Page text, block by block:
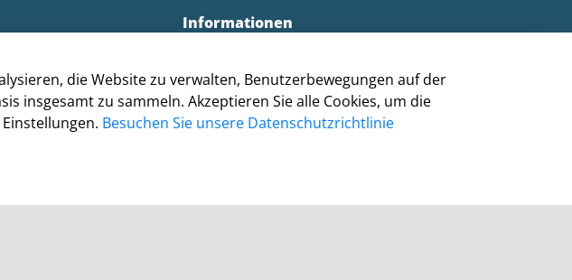
Informationen
Impressum
Datenschutz
Barrierefreiheit
die Website zu verwalten, Benutzerbewegungen auf der
insgesamt zu sammeln. Akzeptieren Sie alle Cookies, um die
Besuchen Sie unsere Datenschutzrichtlinie